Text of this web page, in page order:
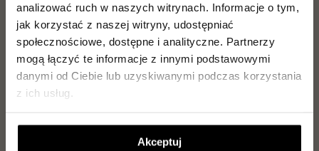
analizować ruch w naszych witrynach. Informacje o tym,
jak korzystać z naszej witryny, udostępniać
społecznościowe, dostępne i analityczne. Partnerzy
mogą łączyć te informacje z innymi podstawowymi
danymi od Ciebie lub uzyskiwanymi podczas korzystania
z ich usług.
Akceptuj
Jakub Kilanowski
Tel.729 142 897
j.kilanowski@pres.com.pl